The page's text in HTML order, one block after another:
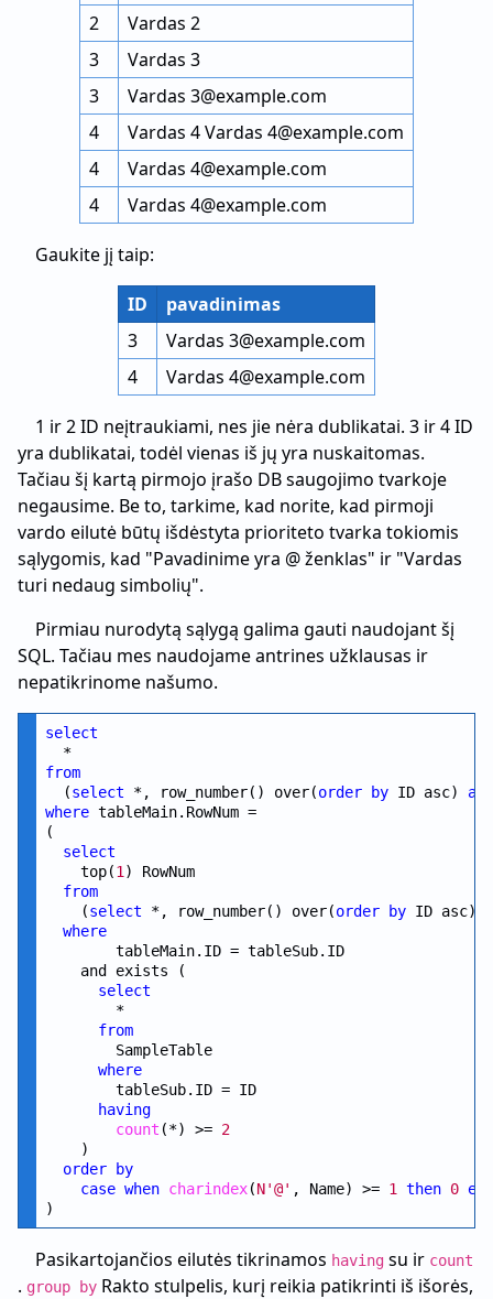
2
Vardas 2
3
Vardas 3
3
Vardas 3@example.com
4
Vardas 4 Vardas 4@example.com
4
Vardas 4@example.com
4
Vardas 4@example.com
Gaukite jį taip:
ID
pavadinimas
3
Vardas 3@example.com
4
Vardas 4@example.com
1 ir 2 ID neįtraukiami, nes jie nėra dublikatai. 3 ir 4 ID
yra dublikatai, todėl vienas iš jų yra nuskaitomas.
Tačiau šį kartą pirmojo įrašo DB saugojimo tvarkoje
negausime. Be to, tarkime, kad norite, kad pirmoji
vardo eilutė būtų išdėstyta prioriteto tvarka tokiomis
sąlygomis, kad "Pavadinime yra @ ženklas" ir "Vardas
turi nedaug simbolių".
Pirmiau nurodytą sąlygą galima gauti naudojant šį
SQL. Tačiau mes naudojame antrines užklausas ir
nepatikrinome našumo.
select
from
  (
select *, row_number() over(order by ID asc) as
where tableMain.RowNum =
(
select
    top(
1 ) RowNum
from
    (
select *, row_number() over(order by ID asc)
where
        tableMain.ID = tableSub.ID
    and exists (
select
        *
from
        SampleTable
where
        tableSub.ID = ID
having
count (*) >= 2
    )
order
by
case when charindex(N'@' , Name) >= 1 then 0
Pasikartojančios eilutės tikrinamos having su ir count
. group by Rakto stulpelis, kurį reikia patikrinti iš išorės,